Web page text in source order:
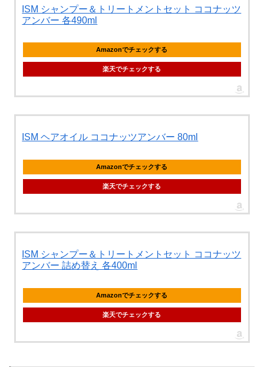
ISM シャンプー＆トリートメントセット ココナッツ
アンバー 各490ml
Amazonでチェックする
楽天でチェックする
ISM ヘアオイル ココナッツアンバー 80ml
Amazonでチェックする
楽天でチェックする
ISM シャンプー＆トリートメントセット ココナッツ
アンバー 詰め替え 各400ml
Amazonでチェックする
楽天でチェックする